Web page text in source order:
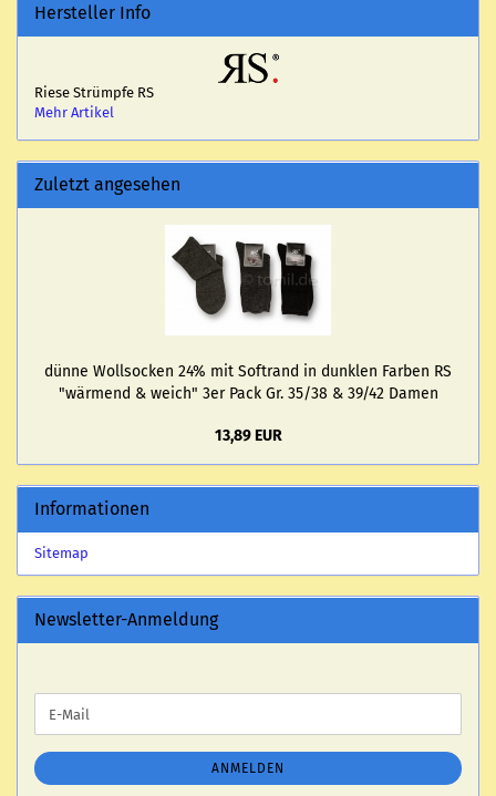
Hersteller Info
Riese Strümpfe RS
Mehr Artikel
Zuletzt angesehen
dünne Woll­so­cken 24% mit Softrand in dunk­len Far­ben RS
"wär­mend & weich" 3er Pack Gr. 35/38 & 39/42 Damen
13,89 EUR
Informationen
Sitemap
Newsletter-Anmeldung
ZUR
ANMELDUNG
E-
Mail
ANMELDEN